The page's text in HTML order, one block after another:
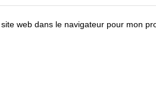
web dans le navigateur pour mon